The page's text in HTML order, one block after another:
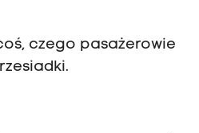
czego pasażerowie